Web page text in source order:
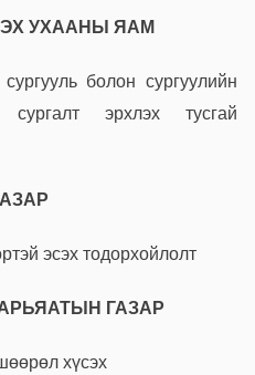
УХААНЫ ЯАМ
болон сургуулийн
эрхлэх тусгай
эсэх тодорхойлолт
ГАЗАР
хүсэх